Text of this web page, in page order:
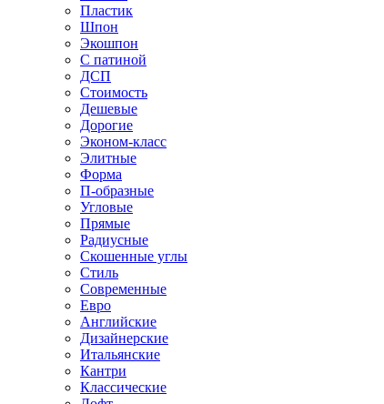
Пластик
Шпон
Экошпон
С патиной
ДСП
Стоимость
Дешевые
Дорогие
Эконом-класс
Элитные
Форма
П-образные
Угловые
Прямые
Радиусные
Скошенные углы
Стиль
Современные
Евро
Английские
Дизайнерские
Итальянские
Кантри
Классические